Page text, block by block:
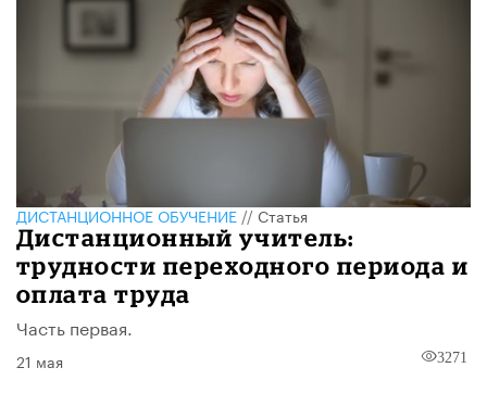
ДИСТАНЦИОННОЕ ОБУЧЕНИЕ//Статья
Дистанционный учитель:
трудности переходного периода и
оплата труда
Часть первая.
21 мая 3271